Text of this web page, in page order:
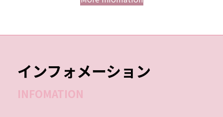
インフォメーション
INFOMATION